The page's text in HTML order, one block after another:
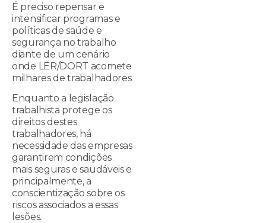
É preciso repensar e
intensificar programas e
políticas de saúde e
segurança no trabalho
diante de um cenário
onde LER/DORT acomete
milhares de trabalhadores
Enquanto a legislação
trabalhista protege os
direitos destes
trabalhadores, há
necessidade das empresas
garantirem condições
mais seguras e saudáveis e
principalmente, a
conscientização sobre os
riscos associados a essas
lesões.